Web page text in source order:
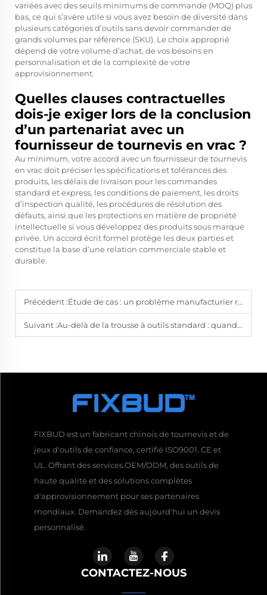
variées avec des seuils minimums de commande (MOQ) plus
bas, ce qui s’avère utile si vous avez besoin de diversité dans
plusieurs catégories d’outils sans devoir commander de
grands volumes par référence (SKU). Le choix approprié
dépend de votre volume d’achat, de vos besoins en
personnalisation et de la complexité de votre
approvisionnement.
Quelles clauses contractuelles
dois-je exiger lors de la conclusion
d’un partenariat avec un
fournisseur de tournevis en vrac ?
Au minimum, votre accord avec un fournisseur de tournevis
en vrac doit préciser les spécifications et tolérances des
produits, les délais de livraison pour les commandes
standard et express, les conditions de paiement, les droits
d’inspection qualité, les procédures de résolution des
défauts, ainsi que les protections en matière de propriété
intellectuelle si vous développez des produits sous marque
privée. Un accord écrit formel protège les deux parties et
constitue la base d’une relation commerciale stable et
durable.
Précédent :Étude de cas : un problème manufacturier résolu à l’aide de tournevis sur mesure
Suivant :Au-delà de la trousse à outils standard : quand opter pour des solutions de tournevis sur mesure
FIXBUD est un fabricant chinois de tournevis et de
jeux d'outils de confiance, certifié ISO9001, CE et
UL. Offrant des services OEM/ODM, des outils de
haute qualité et des solutions complètes
d'approvisionnement pour ses partenaires
mondiaux. Demandez dès aujourd'hui un devis
personnalisé.
CONTACTEZ-NOUS